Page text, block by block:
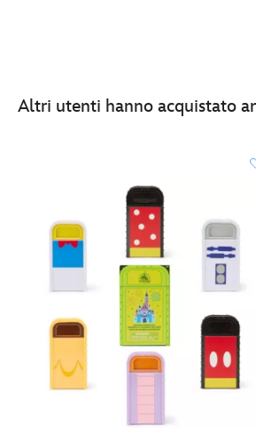
Altri utenti hanno acquistato